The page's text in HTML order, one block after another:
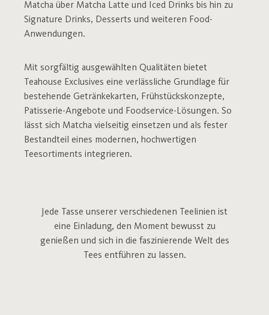
Matcha über Matcha Latte und Iced Drinks bis hin zu
Signature Drinks, Desserts und weiteren Food-
Anwendungen.
Mit sorgfältig ausgewählten Qualitäten bietet
Teahouse Exclusives eine verlässliche Grundlage für
bestehende Getränkekarten, Frühstückskonzepte,
Patisserie-Angebote und Foodservice-Lösungen. So
lässt sich Matcha vielseitig einsetzen und als fester
Bestandteil eines modernen, hochwertigen
Teesortiments integrieren.
Jede Tasse unserer verschiedenen Teelinien ist
eine Einladung, den Moment bewusst zu
genießen und sich in die faszinierende Welt des
Tees entführen zu lassen.